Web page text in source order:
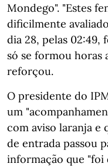
Mondego". "Estes
dificilmente
dia 28, pelas 02:49,
só se formou horas
reforçou.
O presidente do
um
com aviso laranja e
de entrada passou
informação que "foi